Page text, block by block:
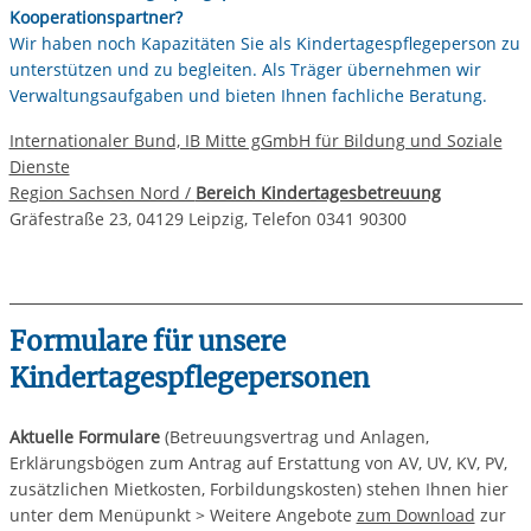
Kooperationspartner?
Wir haben noch Kapazitäten Sie als Kindertagespflegeperson zu
unterstützen und zu begleiten. Als Träger übernehmen wir
Verwaltungsaufgaben und bieten Ihnen fachliche Beratung.
Internationaler Bund, IB Mitte gGmbH für Bildung und Soziale
Dienste
Region Sachsen Nord / Bereich Kindertagesbetreuung
Gräfestraße 23, 04129 Leipzig, Telefon 0341 90300
Formulare für unsere
Kindertagespflegepersonen
Aktuelle Formulare(Betreuungsvertrag und Anlagen,
Erklärungsbögen zum Antrag auf Erstattung von AV, UV, KV, PV,
zusätzlichen Mietkosten, Forbildungskosten) stehen Ihnen hier
unter dem Menüpunkt > Weitere Angebote zum Download zur